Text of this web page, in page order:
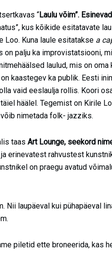
“Laulu võim”.
kus kõikide esitatavate
Loo. Kuna laule esitatakse a
on palju ka improvistatsiooni,
laulud, mis on
kaastegev ka publik. Eesti
vaid eeslaulja rollis. Koori
häälel. Tegemist on Kirile
nimetada folk- jazziks.
taas Art Lounge, seekord
erinevatest rahvustest
on praegu avatud
Nii laupäeval kui pühapäeval
piletid ette broneerida, kas